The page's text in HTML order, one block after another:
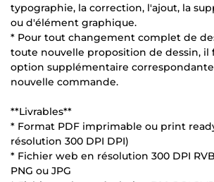
typographie, la correction, l'ajout, la
ou d'élément graphique.
* Pour tout changement complet de
toute nouvelle proposition de dessin, il
option supplémentaire correspondante
nouvelle commande.
**Livrables**
* Format PDF imprimable ou print
résolution 300 DPI DPI)
* Fichier web en résolution 300 DPI
PNG ou JPG